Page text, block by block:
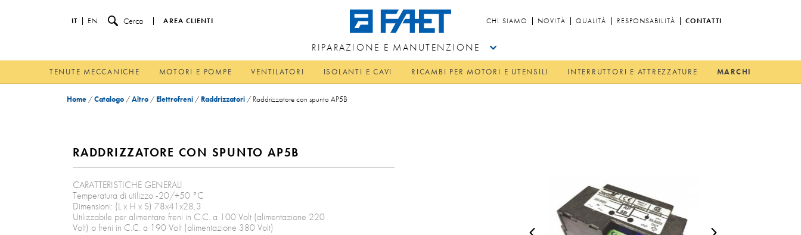
IT EN Cerca AREA CLIENTI CHI SIAMO NOVITÀ QUALITÀ RESPONSABILITÀ CONTATTI
RIPARAZIONE E MANUTENZIONE
TENUTE MECCANICHE MOTORI E POMPE VENTILATORI ISOLANTI E CAVI RICAMBI PER MOTORI E UTENSILI INTERRUTTORI E ATTREZZATURE MARCHI
Home /Catalogo /Altro / Elettrofreni / Raddrizzatori / Raddrizzatore con spunto AP5B
RADDRIZZATORE CON SPUNTO AP5B
CARATTERISTICHE GENERALI
Temperatura di utilizzo -20/+50 °C
Dimensioni: (L x H x S) 78x41x28,3
Utilizzabile per alimentare freni in C.C. a 100 Volt (alimentazione 220
Volt) o freni in C.C. a 190 Volt (alimentazione 380 Volt)